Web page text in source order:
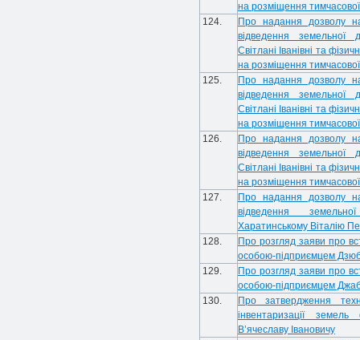
на розміщення
124.
Про надання дозволу
відведення земельної
Світлані Іванівні та
на розміщення
125.
Про надання дозволу
відведення земельної
Світлані Іванівні та
на розміщення
126.
Про надання дозволу
відведення земельної
Світлані Іванівні та
на розміщення
127.
Про надання дозволу
відведення
Харатинському Віталію
128.
Про розгляд заяви про
особою-підприємцем
129.
Про розгляд заяви про
особою-підприємцем
130.
Про затвердження
інвентаризації
В’ячеславу Івановичу